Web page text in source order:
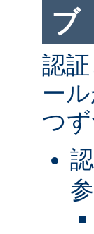
ブ
認
ー
つず